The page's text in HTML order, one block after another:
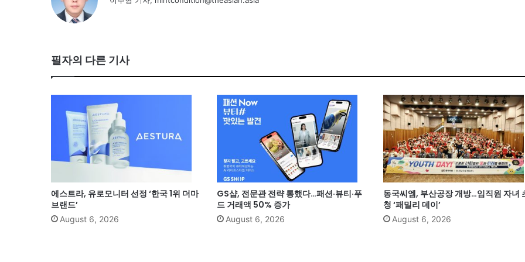
필자의 다른 기사
에스트라, 유로모니터 선정 ‘한국 1위 더마
브랜드’
August 6, 2026
GS샵, 전문관 전략 통했다…패션·뷰티·푸
드 거래액 50% 증가
August 6, 2026
동국씨엠, 부산공장 개방…임직원 자녀
청 ‘패밀리 데이’
August 6, 2026